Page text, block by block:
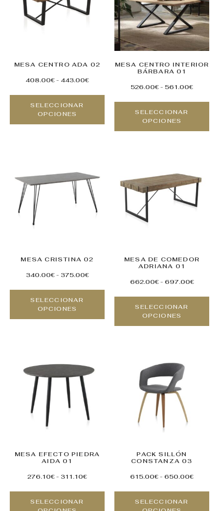
MESA CENTRO ADA 02
408.00€- 443.00€
SELECCIONAR
OPCIONES
MESA CENTRO INTERIOR
BÁRBARA 01
526.00€- 561.00€
SELECCIONAR
OPCIONES
MESA CRISTINA 02
340.00€ - 375.00€
SELECCIONAR
OPCIONES
MESA DE COMEDOR
ADRIANA 01
662.00€ - 697.00€
SELECCIONAR
OPCIONES
MESA EFECTO PIEDRA
AIDA 01
276.10€- 311.10€
SELECCIONAR
PACK SILLÓN
CONSTANZA 03
615.00€- 650.00€
SELECCIONAR